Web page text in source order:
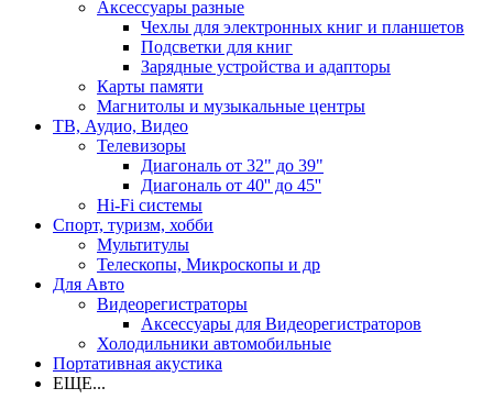
Аксессуары разные
Чехлы для электронных книг и планшетов
Подсветки для книг
Зарядные устройства и адапторы
Карты памяти
Магнитолы и музыкальные центры
ТВ, Аудио, Видео
Телевизоры
Диагональ от 32" до 39"
Диагональ от 40'' до 45''
Hi-Fi системы
Спорт, туризм, хобби
Мультитулы
Телескопы, Микроскопы и др
Для Авто
Видеорегистраторы
Аксессуары для Видеорегистраторов
Холодильники автомобильные
Портативная акустика
ЕЩЕ...